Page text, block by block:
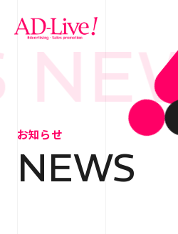
TOP
NEWS お知らせ
お知らせ
NEWS